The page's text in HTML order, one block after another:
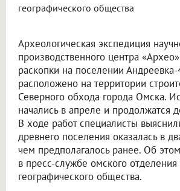
географического общества
Археологическая экспедиция
производственного центра
раскопки на поселении Андреевка-
расположено на территории
Северного обхода города Омска.
начались в апреле и продолжатся
В ходе работ специалисты
древнего поселения оказалась в
чем предполагалось ранее. Об
в пресс-службе омского отделения
географического общества.